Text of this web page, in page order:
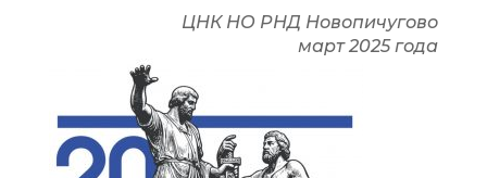
ЦНК НО РНД Новопичугово
март 2025 года